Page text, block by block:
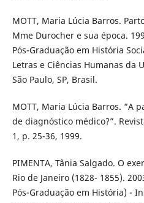
MOTT, Maria Lúcia Barros.
Mme Durocher e sua época.
Pós-Graduação em História
Letras e Ciências Humanas da
São Paulo, SP, Brasil.
MOTT, Maria Lúcia Barros. “A
de diagnóstico médico?”.
1, p. 25-36, 1999.
PIMENTA, Tânia Salgado. O
Rio de Janeiro (1828- 1855).
Pós-Graduação em História) -